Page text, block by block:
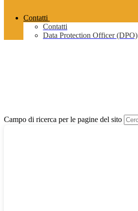
Contatti
Contatti
Data Protection Officer (DPO)
Campo di ricerca per le pagine del sito